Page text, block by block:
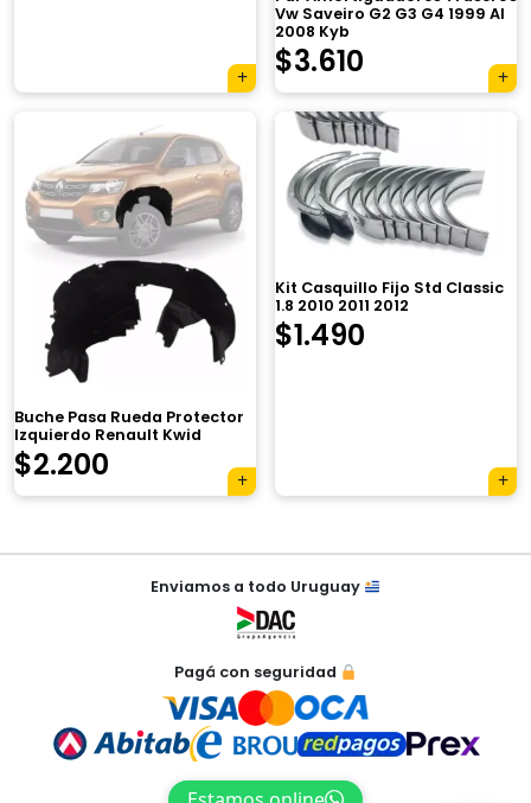
Vw Saveiro G2 G3 G4 1999 Al
2008 Kyb
El
precio
original
era:
$4.850.
$3.610
precio
actual
es:
$3.610.
Buche Pasa Rueda Protector
Izquierdo Renault Kwid
$2.200
Kit Casquillo Fijo Std Classic
1.8 2010 2011 2012
$1.490
NavegaciónEnviamos a todo Uruguay
Pagá con seguridad
Tu carrito está vacío.
automáticamente.